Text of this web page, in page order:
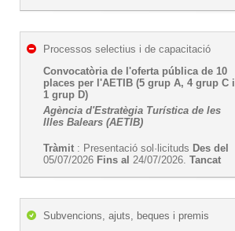
Processos selectius i de capacitació
Convocatòria de l'oferta pública de 10
places per l'AETIB (5 grup A, 4 grup C i
1 grup D)
Agència d'Estratègia Turística de les
Illes Balears (AETIB)
Tràmit : Presentació sol·licituds Des del
05/07/2026 Fins al 24/07/2026. Tancat
Subvencions, ajuts, beques i premis